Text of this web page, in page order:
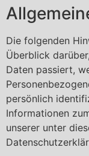
Die folgenden
Überblick
Daten passiert,
persönlich
Informationen
unserer unter